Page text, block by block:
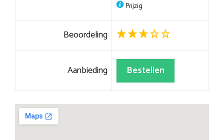
Prijzig
Beoordeling
Aanbieding Bestellen